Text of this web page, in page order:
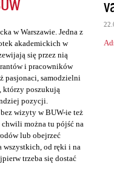
w Warszawie. Jedna z
akademickich w
się przez nią
i pracowników
pasjonaci, samodzielni
którzy poszukują
pozycji.
wizyty w BUW-ie też
można tu pójść na
lub obejrzeć
wszystkich, od ręki i na
trzeba się dostać
t
r